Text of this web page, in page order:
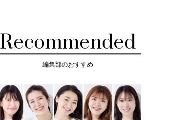
Recommended
編集部のおすすめ